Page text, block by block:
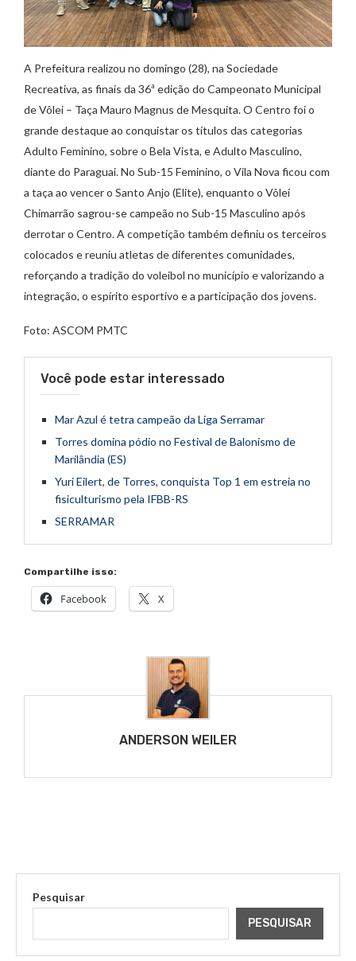
A Prefeitura realizou no domingo (28), na Sociedade
Recreativa, as finais da 36ª edição do Campeonato Municipal
de Vôlei – Taça Mauro Magnus de Mesquita. O Centro foi o
grande destaque ao conquistar os títulos das categorias
Adulto Feminino, sobre o Bela Vista, e Adulto Masculino,
diante do Paraguai. No Sub-15 Feminino, o Vila Nova ficou com
a taça ao vencer o Santo Anjo (Elite), enquanto o Vôlei
Chimarrão sagrou-se campeão no Sub-15 Masculino após
derrotar o Centro. A competição também definiu os terceiros
colocados e reuniu atletas de diferentes comunidades,
reforçando a tradição do voleibol no município e valorizando a
integração, o espírito esportivo e a participação dos jovens.
Foto: ASCOM PMTC
Você pode estar interessado
Mar Azul é tetra campeão da Liga Serramar
Torres domina pódio no Festival de Balonismo de
Marilândia (ES)
Yuri Eilert, de Torres, conquista Top 1 em estreia no
fisiculturismo pela IFBB-RS
SERRAMAR
Compartilhe isso:
Facebook X
ANDERSON WEILER
Pesquisar
PESQUISAR